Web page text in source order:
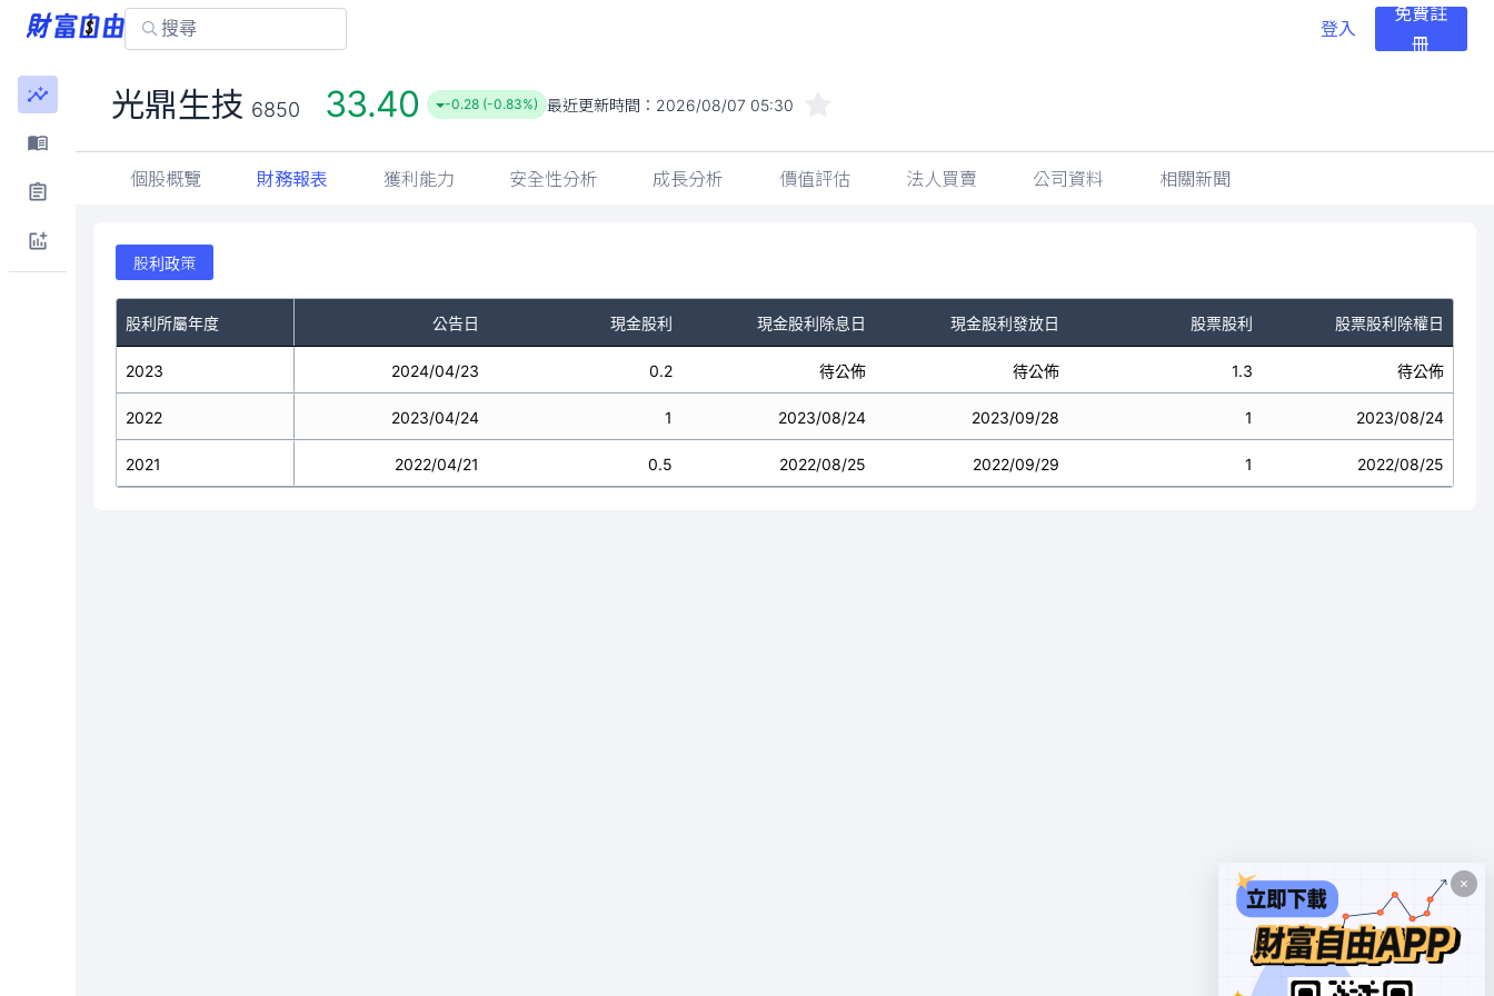
登入
免費註
冊
光鼎生技 6850 33.40 -0.28 (-0.83%) 最近更新時間： 2026/08/07 05:30
個股概覽 財務報表 獲利能力 安全性分析 成長分析 價值評估 法人買賣 公司資料 相關新聞
股利政策
股利所屬年度 公告日 現金股利 現金股利除息日 現金股利發放日 股票股利 股票股利除權日
2023
2022
2021
2024/04/23 0.2 待公佈 待公佈 1.3 待公佈
2023/04/24 1 2023/08/24 2023/09/28 1 2023/08/24
2022/04/21 0.5 2022/08/25 2022/09/29 1 2022/08/25